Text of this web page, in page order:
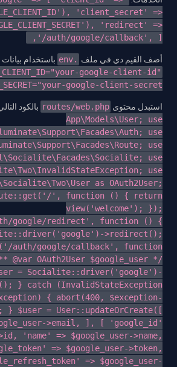
'client_secret' =>
'redirect' =>
'/auth/google/callback', ],
أضف القيم دي في ملف .env باستخدام
google-client-id"
google-client-secret"
استبدل محتوى routes/web.php بالكود
App\Models\User; use
use
use
use
use
as OAuth2User;
', function () { return
view('welcome'); });
google/redirect', function () {
>redirect();
auth/google/callback', function
OAuth2User $google_user */
= Socialite::driver('google')-
} catch (InvalidStateException
{ abort(400, $exception-
} $user = User::updateOrCreate([
>email, ], [ 'google_id'
'name' => $google_user->name,
=> $google_user->token,
=> $google_user-